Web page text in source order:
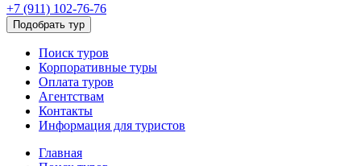
+7 (911) 102-76-76
Подобрать тур
Поиск туров
Корпоративные туры
Оплата туров
Агентствам
Контакты
Информация для туристов
Главная